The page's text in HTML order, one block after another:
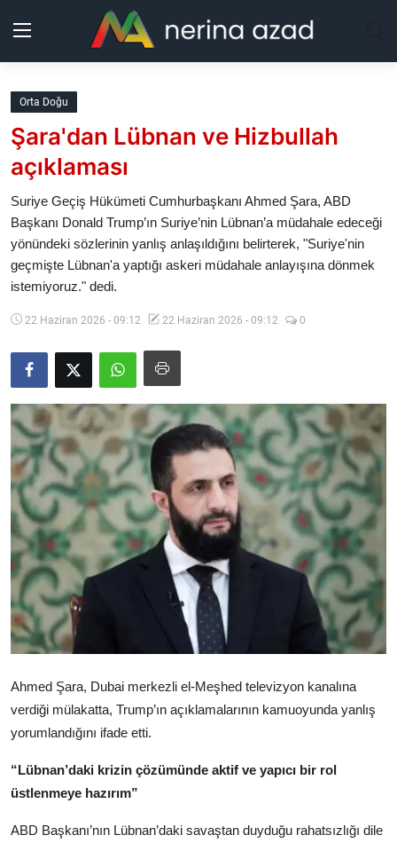
Kurdistan
Bölgeler
Güncel
Analiz
Makaleler
Galeri
Video
Yazarlar
Arşiv
İletişim
Türkçe
Orta Doğu
Şara'dan Lübnan ve Hizbullah
açıklaması
Suriye Geçiş Hükümeti Cumhurbaşkanı Ahmed Şara, ABD
Başkanı Donald Trump’ın Suriye’nin Lübnan’a müdahale edeceği
yönündeki sözlerinin yanlış anlaşıldığını belirterek, "Suriye'nin
geçmişte Lübnan'a yaptığı askeri müdahale anlayışına dönmek
istemiyoruz." dedi.
22 Haziran 2026 - 09:12 22 Haziran 2026 - 09:12 0
Ahmed Şara, Dubai merkezli el-Meşhed televizyon kanalına
verdiği mülakatta, Trump’ın açıklamalarının kamuoyunda yanlış
yorumlandığını ifade etti.
“Lübnan’daki krizin çözümünde aktif ve yapıcı bir rol
üstlenmeye hazırım”
ABD Başkanı’nın Lübnan’daki savaştan duyduğu rahatsızlığı dile